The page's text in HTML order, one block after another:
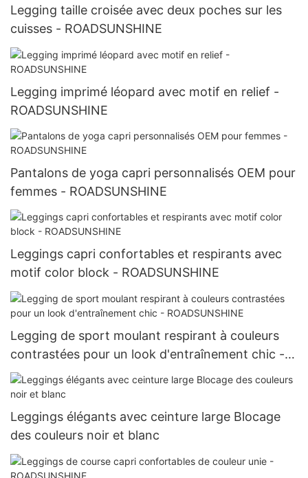
Legging taille croisée avec deux poches sur les
cuisses - ROADSUNSHINE
Legging imprimé léopard avec motif en relief -
ROADSUNSHINE
Pantalons de yoga capri personnalisés OEM pour
femmes - ROADSUNSHINE
Leggings capri confortables et respirants avec
motif color block - ROADSUNSHINE
Legging de sport moulant respirant à couleurs
contrastées pour un look d'entraînement chic -
ROADSUNSHINE
Leggings élégants avec ceinture large Blocage
des couleurs noir et blanc